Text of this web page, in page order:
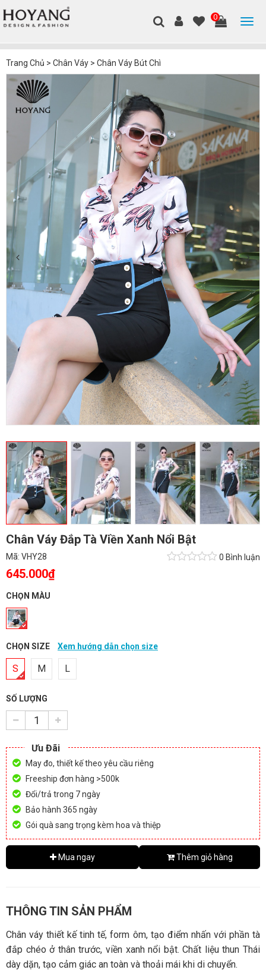
0
Trang Chủ > Chân Váy > Chân Váy Bút Chì
Chân Váy Đắp Tà Viền Xanh Nổi Bật
Mã: VHY28 0 Bình luận
645.000₫
CHỌN MÀU
CHỌN SIZE Xem hướng dẫn chọn size
S M L
SỐ LƯỢNG
Ưu Đãi
May đo, thiết kế theo yêu cầu riêng
Freeship đơn hàng >500k
Đổi/trả trong 7 ngày
Bảo hành 365 ngày
Gói quà sang trọng kèm hoa và thiệp
Mua ngay Thêm giỏ hàng
THÔNG TIN SẢN PHẨM
Chân váy thiết kế tinh tế, form ôm, tạo điểm nhấn với phần tà
đắp chéo ở thân trước, viền xanh nổi bật. Chất liệu thun Thái
dày dặn, tạo cảm giác an toàn và thoải mái khi di chuyển.